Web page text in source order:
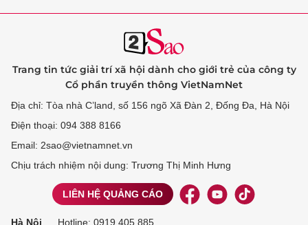
Trang tin tức giải trí xã hội dành cho giới trẻ của công ty
Cổ phần truyền thông VietNamNet
Địa chỉ: Tòa nhà C’land, số 156 ngõ Xã Đàn 2, Đống Đa, Hà Nội
Điện thoại: 094 388 8166
Email: 2sao@vietnamnet.vn
Chịu trách nhiệm nội dung: Trương Thị Minh Hưng
LIÊN HỆ QUẢNG CÁO
Hà Nội Hotline: 0919 405 885